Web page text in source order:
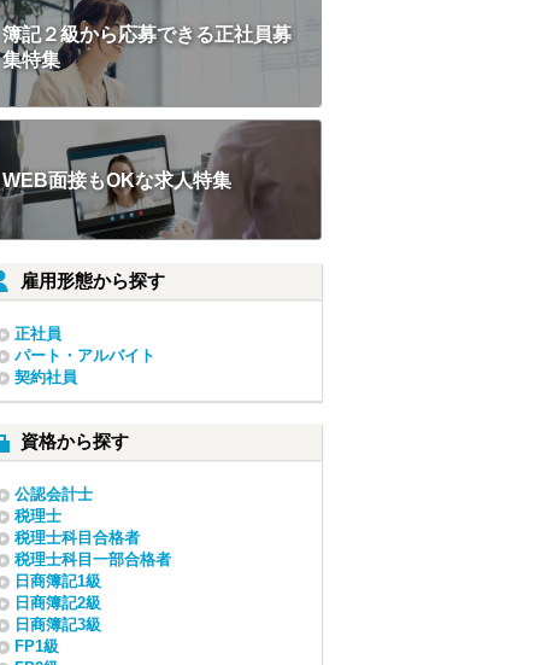
簿記２級から応募できる正社員募
集特集
WEB面接もOKな求人特集
雇用形態から探す
正社員
パート・アルバイト
契約社員
資格から探す
公認会計士
税理士
税理士科目合格者
税理士科目一部合格者
日商簿記1級
日商簿記2級
日商簿記3級
FP1級